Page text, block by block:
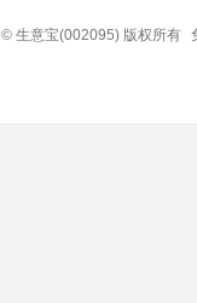
© 生意宝(002095) 版权所有